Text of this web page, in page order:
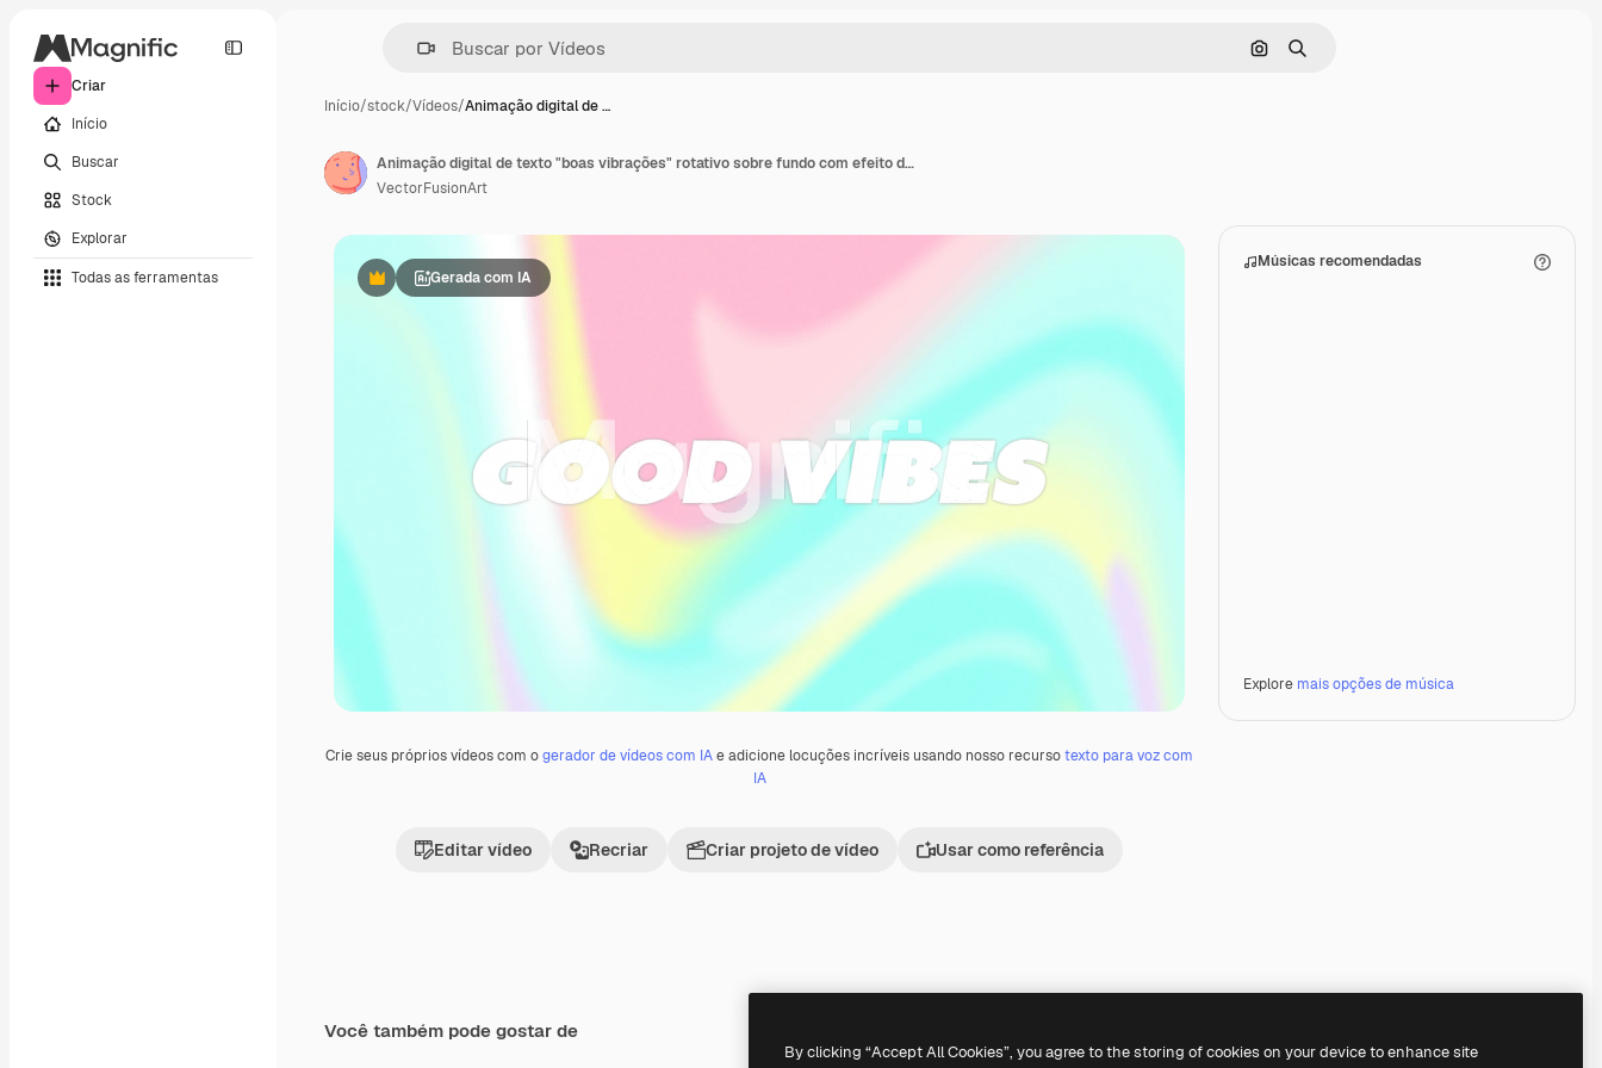
Criar
Início
Buscar
Stock
Explorar
Todas as ferramentas
Pesquisar por imagem
Buscar
Início/stock/Vídeos/Animação digital de …
PremiumGerada com IA
Crie seus próprios vídeos com ogerador de vídeos com IAe adicione locuções incríveis usando nosso recursotexto para voz com
IA
Editar vídeo Recriar Criar projeto de vídeo Usar como referência
Músicas recomendadas
Explore mais opções de música
Animação digital de texto "boas vibrações" rotativo sobre fundo com efeito de ondas coloridas.
VectorFusionArt
Você também pode gostar de
Gerado por IA Premium
Premium
Gerado por IA Premium
PremiumGerado por IA
By clicking “Accept All Cookies”, you agree to the storing of cookies on your device to enhance site